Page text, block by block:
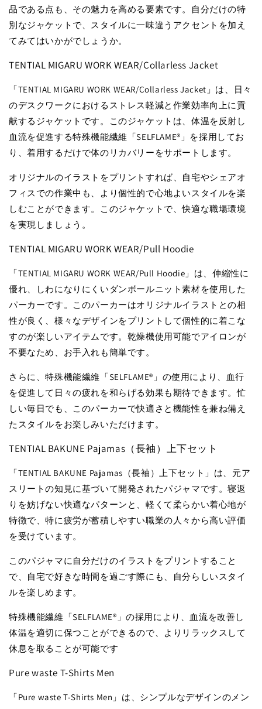
品である点も、その魅力を高める要素です。自分だけの特
別なジャケットで、スタイルに一味違うアクセントを加え
てみてはいかがでしょうか。
TENTIAL MIGARU WORK WEAR/Collarless Jacket
「TENTIAL MIGARU WORK WEAR/Collarless Jacket」は、日々
のデスクワークにおけるストレス軽減と作業効率向上に貢
献するジャケットです。このジャケットは、体温を反射し
血流を促進する特殊機能繊維「SELFLAME®︎」を採用してお
り、着用するだけで体のリカバリーをサポートします。
オリジナルのイラストをプリントすれば、自宅やシェアオ
フィスでの作業中も、より個性的で心地よいスタイルを楽
しむことができます。このジャケットで、快適な職場環境
を実現しましょう。
TENTIAL MIGARU WORK WEAR/Pull Hoodie
「TENTIAL MIGARU WORK WEAR/Pull Hoodie」は、伸縮性に
優れ、しわになりにくいダンボールニット素材を使用した
パーカーです。このパーカーはオリジナルイラストとの相
性が良く、様々なデザインをプリントして個性的に着こな
すのが楽しいアイテムです。乾燥機使用可能でアイロンが
不要なため、お手入れも簡単です。
さらに、特殊機能繊維「SELFLAME®︎」の使用により、血行
を促進して日々の疲れを和らげる効果も期待できます。忙
しい毎日でも、このパーカーで快適さと機能性を兼ね備え
たスタイルをお楽しみいただけます。
TENTIAL BAKUNE Pajamas（長袖）上下セット
「TENTIAL BAKUNE Pajamas（長袖）上下セット」は、元ア
スリートの知見に基づいて開発されたパジャマです。寝返
りを妨げない快適なパターンと、軽くて柔らかい着心地が
特徴で、特に疲労が蓄積しやすい職業の人々から高い評価
を受けています。
このパジャマに自分だけのイラストをプリントすること
で、自宅で好きな時間を過ごす際にも、自分らしいスタイ
ルを楽しめます。
特殊機能繊維「SELFLAME®︎」の採用により、血流を改善し
体温を適切に保つことができるので、よりリラックスして
休息を取ることが可能です
Pure waste T-Shirts Men
「Pure waste T-Shirts Men」は、シンプルなデザインのメン